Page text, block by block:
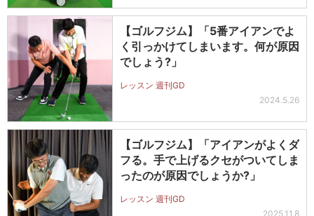
【ゴルフジム】「5番アイアンでよ
く引っかけてしまいます。何が原因
でしょう?」
レッスン 週刊GD
2024.5.26
【ゴルフジム】「アイアンがよくダ
フる。手で上げるクセがついてしま
ったのが原因でしょうか?」
レッスン 週刊GD
2025.11.8